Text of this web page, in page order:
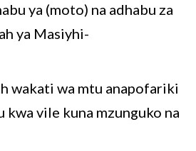
ya (moto) na adhabu za
ya Masiyhi-
wakati wa mtu anapofariki
kwa vile kuna mzunguko na